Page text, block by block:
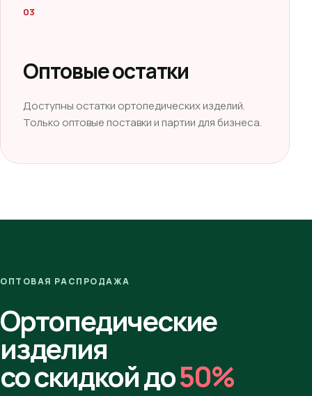
03
Оптовые остатки
Доступны остатки ортопедических изделий.
Только оптовые поставки и партии для бизнеса.
ОПТОВАЯ РАСПРОДАЖА
Ортопедические
изделия
со скидкой до50%